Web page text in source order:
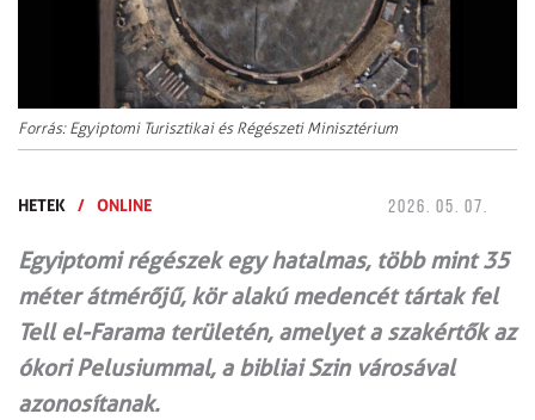
Forrás: Egyiptomi Turisztikai és Régészeti Minisztérium
HETEK / ONLINE 2026. 05. 07.
Egyiptomi régészek egy hatalmas, több mint 35
méter átmérőjű, kör alakú medencét tártak fel
Tell el-Farama területén, amelyet a szakértők az
ókori Pelusiummal, a bibliai Szin városával
azonosítanak.